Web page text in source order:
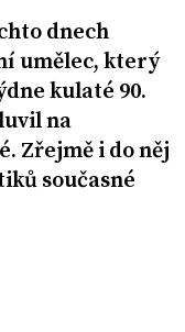
dnech
umělec, který
kulaté 90.
na
Zřejmě i do něj
současné